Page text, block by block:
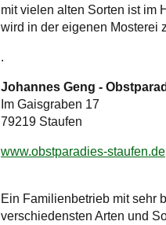
mit vielen alten Sorten ist im
wird in der eigenen Mosterei
.
Johannes Geng -
Im Gaisgraben 17
79219 Staufen
www.obstparadies-staufen.de
Ein Familienbetrieb mit sehr
verschiedensten Arten und